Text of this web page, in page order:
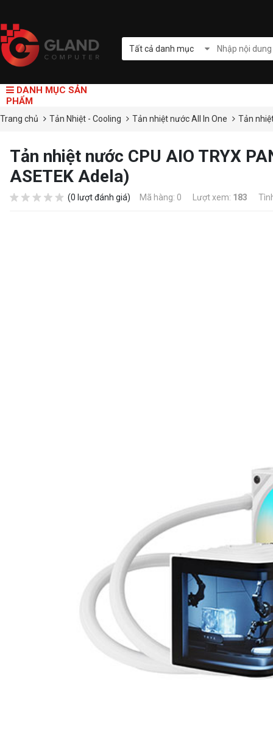
Tất cả danh mục
DANH MỤC SẢN
PHẨM
Trang chủ Tản Nhiệt - Cooling Tản nhiệt nước All In One Tản
Tản nhiệt nước CPU AIO TRYX
ASETEK Adela)
(0 lượt đánh giá) Mã hàng: 0 Lượt xem: 183